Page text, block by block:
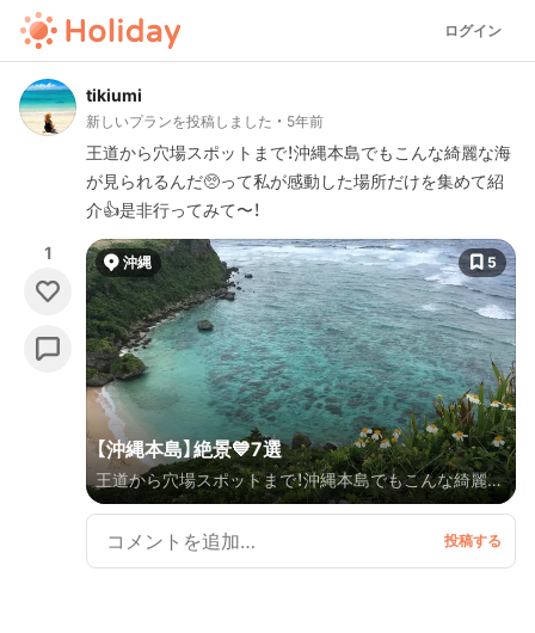
ログイン
tikiumi
新しいプランを投稿しました 5年前
王道から穴場スポットまで！沖縄本島でもこんな綺麗な海
が見られるんだ🥺って私が感動した場所だけを集めて紹
介👍是非行ってみて〜！
1 沖縄 5
【沖縄本島】絶景💙7選
王道から穴場スポットまで！沖縄本島でもこんな綺麗な
海が見られるんだ🥺って私が感動した場所だけを集め
て紹介👍是非行ってみて〜！